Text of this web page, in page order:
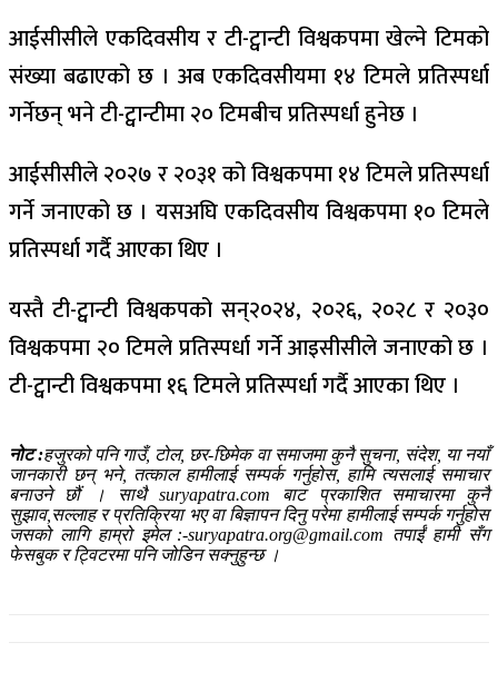
आईसीसीले एकदिवसीय र टी-ट्वान्टी विश्वकपमा खेल्ने टिमको
संख्या बढाएको छ । अब एकदिवसीयमा १४ टिमले प्रतिस्पर्धा
गर्नेछन् भने टी-ट्वान्टीमा २० टिमबीच प्रतिस्पर्धा हुनेछ ।
आईसीसीले २०२७ र २०३१ को विश्वकपमा १४ टिमले प्रतिस्पर्धा
गर्ने जनाएको छ । यसअघि एकदिवसीय विश्वकपमा १० टिमले
प्रतिस्पर्धा गर्दै आएका थिए ।
यस्तै टी-ट्वान्टी विश्वकपको सन्२०२४, २०२६, २०२८ र २०३०
विश्वकपमा २० टिमले प्रतिस्पर्धा गर्ने आइसीसीले जनाएको छ ।
टी-ट्वान्टी विश्वकपमा १६ टिमले प्रतिस्पर्धा गर्दै आएका थिए ।
नोट :हजुरको पनि गाउँ, टोल, छर-छिमेक वा समाजमा कुनै सुचना, संदेश, या नयाँ
जानकारी छन् भने, तत्काल हामीलाई सम्पर्क गर्नुहोस, हामि त्यसलाई समाचार
बनाउने छौं । साथै suryapatra.com बाट प्रकाशित समाचारमा कुनै
सुझाव,सल्लाह र प्रतिक्रिया भए वा बिज्ञापन दिनु परेमा हामीलाई सम्पर्क गर्नुहोस
जसको लागि हाम्रो इमेल :-suryapatra.org@gmail.com तपाईं हामी सँग
फेसबुक र ट्विटरमा पनि जोडिन सक्नुहुन्छ ।